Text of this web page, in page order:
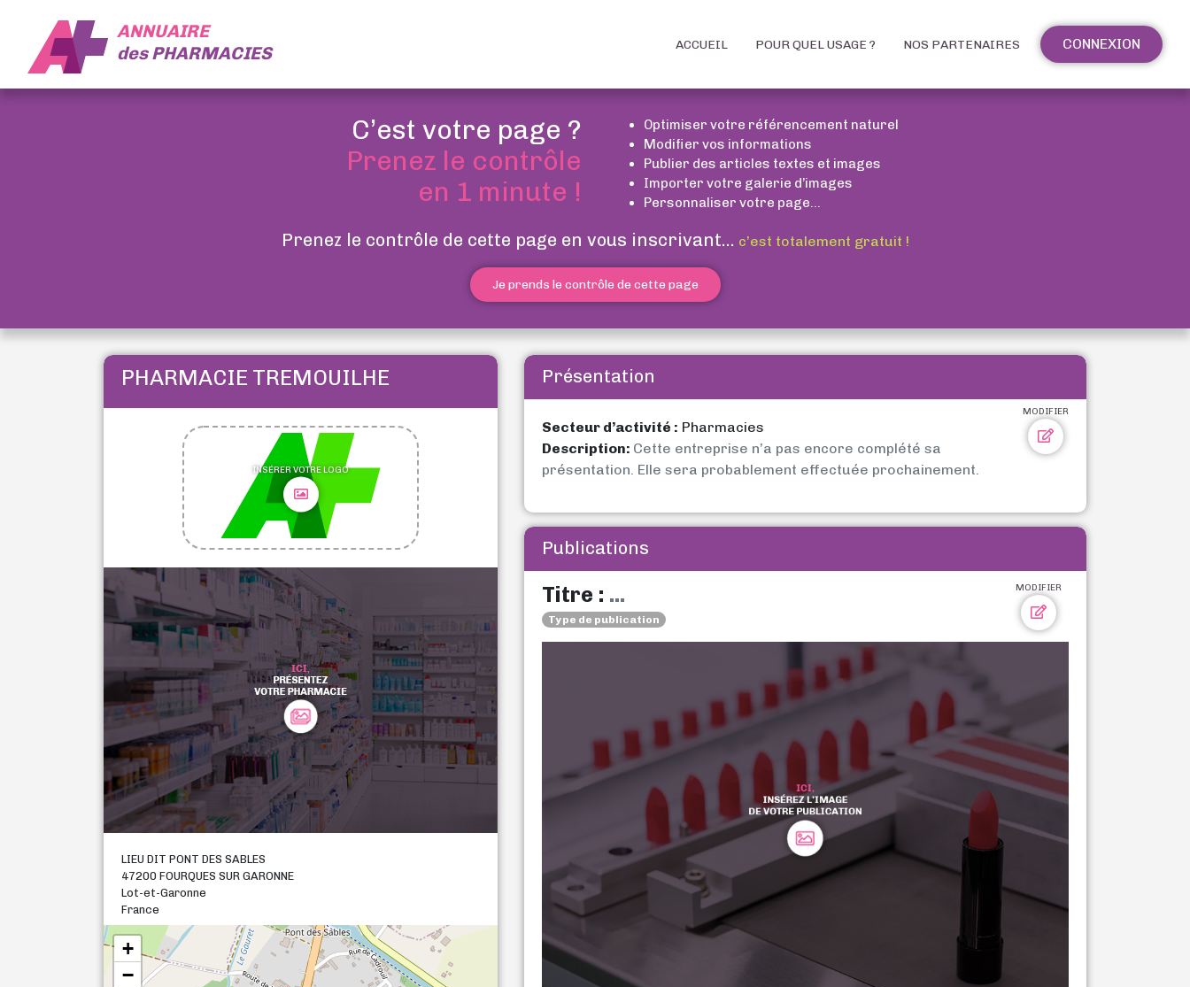
ANNUAIRE
desPHARMACIES ACCUEIL POUR QUEL USAGE ? NOS PARTENAIRES CONNEXION
C’est votre page ?
Prenez le contrôle
en 1 minute !
Optimiser votre référencement naturel
Modifier vos informations
Publier des articles textes et images
Importer votre galerie d’images
Personnaliser votre page...
Prenez le contrôle de cette page en vous inscrivant... c’est totalement gratuit !
Je prends le contrôle de cette page
PHARMACIE TREMOUILHE
INSÉRER VOTRE LOGO
LIEU DIT PONT DES SABLES
47200 FOURQUES SUR GARONNE
Lot-et-Garonne
France
+
−
Présentation
MODIFIER
Secteur d’activité : Pharmacies
Description: Cette entreprise n’a pas encore complété sa
présentation. Elle sera probablement effectuée prochainement.
Publications
MODIFIER
Titre : ...
Type de publication